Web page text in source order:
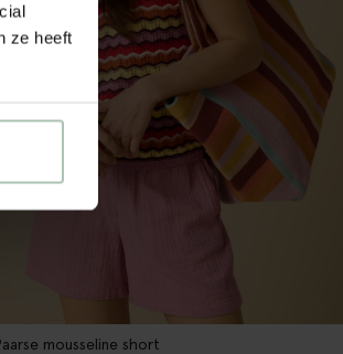
ze heeft
mousseline short